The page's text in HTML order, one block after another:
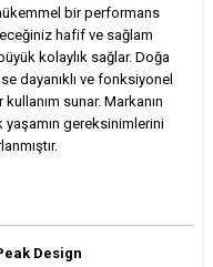
bir performans
hafif ve sağlam
kolaylık sağlar. Doğa
dayanıklı ve fonksiyonel
sunar. Markanın
yaşamın gereksinimlerini
Design